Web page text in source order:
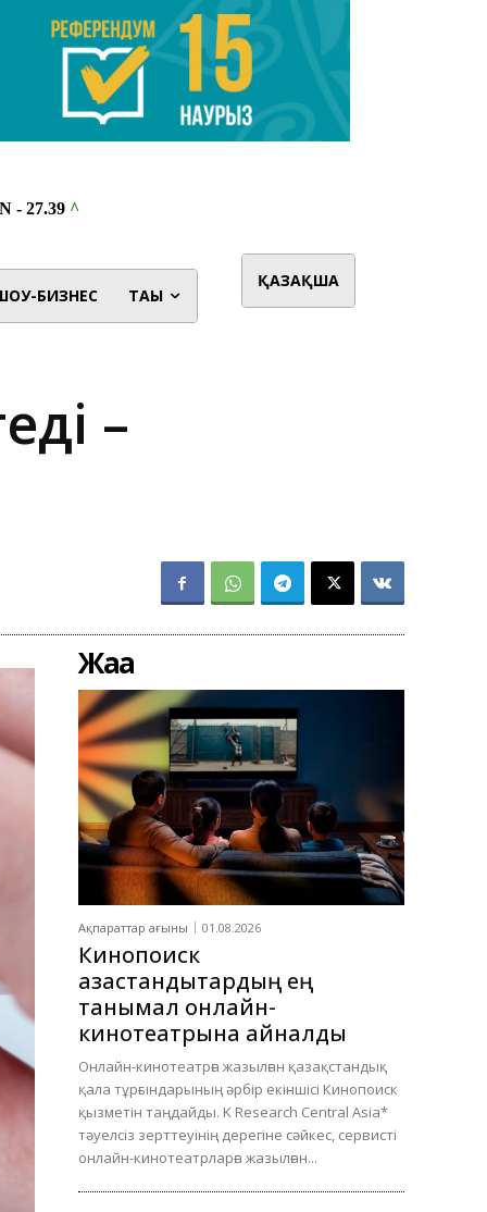
БИЗНЕС ТАҒЫ
ҚАЗАҚША
–
Жаңа
Ақпараттар ағыны 01.08.2026
Кинопоиск
қазақстандықтардың ең
танымал онлайн-
кинотеатрына айналды
Онлайн-кинотеатрға жазылған қазақстандық
қала тұрғындарының әрбір екіншісі Кинопоиск
қызметін таңдайды. K Research Central Asia*
тәуелсіз зерттеуінің дерегіне сәйкес, сервисті
онлайн-кинотеатрларға жазылған...